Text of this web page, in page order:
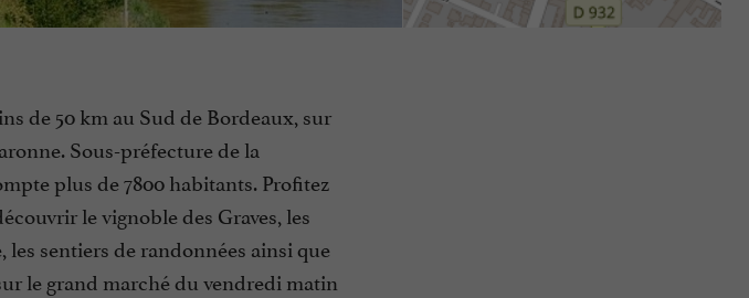
de 50 km au Sud de Bordeaux, sur
Sous-préfecture de la
plus de 7800 habitants. Profitez
le vignoble des Graves, les
les sentiers de randonnées ainsi que
le grand marché du vendredi matin